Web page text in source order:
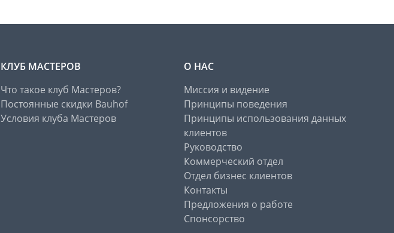
КЛУБ МАСТЕРОВ
Что такое клуб Мастеров?
Постоянные скидки Bauhof
Условия клуба Мастеров
О НАС
Миссия и видение
Принципы поведения
Принципы использования данных
клиентов
Руководство
Коммерческий отдел
Отдел бизнес клиентов
Контакты
Предложения о работе
Спонсорство